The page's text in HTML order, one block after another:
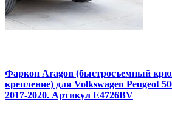
Фаркоп Aragon (быстросъемный
крепление) для Volkswagen Peugeot
2017-2020. Артикул E4726BV